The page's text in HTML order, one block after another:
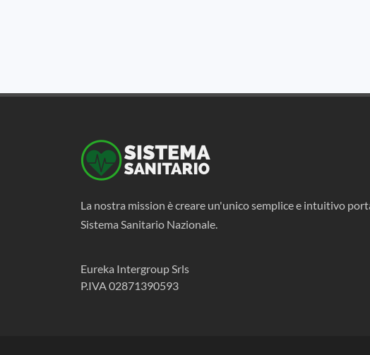
La nostra mission è creare un'unico semplice e intuitivo
Sistema Sanitario Nazionale.
Eureka Intergroup Srls
P.IVA 02871390593